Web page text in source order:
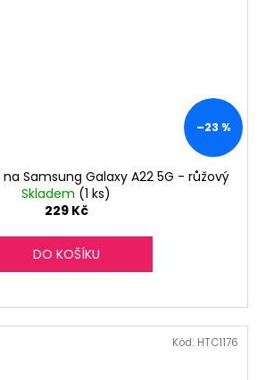
–23 %
Samsung Galaxy A22 5G - růžový
Skladem (1 ks)
229 Kč
DO KOŠÍKU
Kód: HTC1176